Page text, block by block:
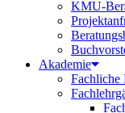
KMU-
Akademie
Fachliche